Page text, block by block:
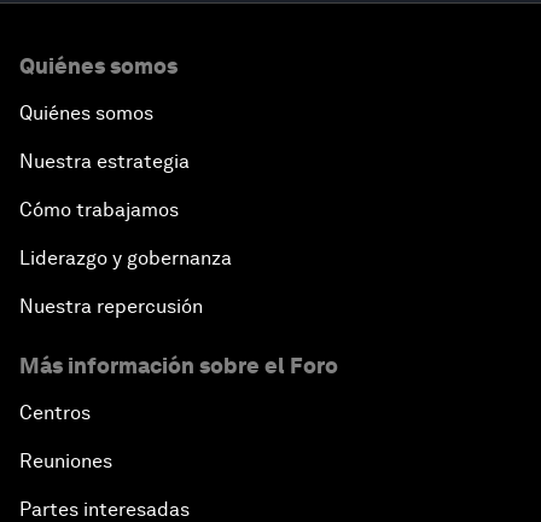
Quiénes somos
Quiénes somos
Nuestra estrategia
Cómo trabajamos
Liderazgo y gobernanza
Nuestra repercusión
Más información sobre el Foro
Centros
Reuniones
Partes interesadas